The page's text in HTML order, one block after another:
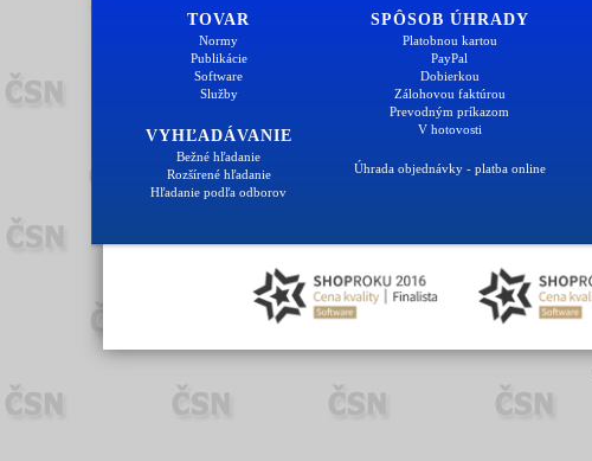
TOVAR
Normy
Publikácie
Software
Služby
VYHĽADÁVANIE
Bežné hľadanie
Rozšírené hľadanie
Hľadanie podľa odborov
SPÔSOB ÚHRADY
Platobnou kartou
PayPal
Dobierkou
Zálohovou faktúrou
Prevodným príkazom
V hotovosti
Úhrada objednávky - platba online